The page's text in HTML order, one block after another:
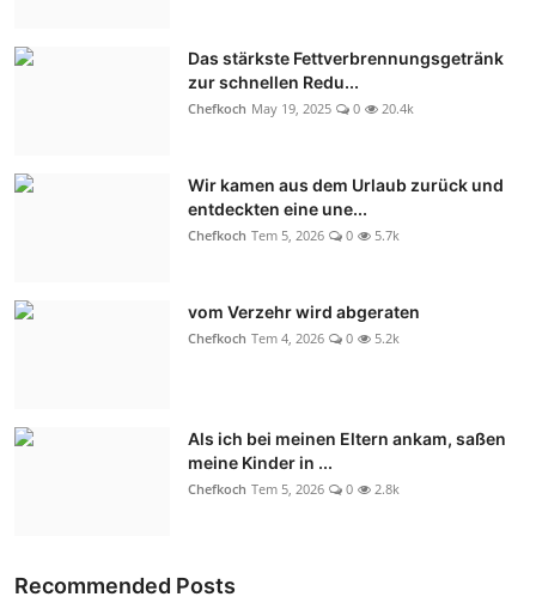
Das stärkste Fettverbrennungsgetränk
zur schnellen Redu...
Chefkoch May 19, 2025 0 20.4k
Wir kamen aus dem Urlaub zurück und
entdeckten eine une...
Chefkoch Tem 5, 2026 0 5.7k
vom Verzehr wird abgeraten
Chefkoch Tem 4, 2026 0 5.2k
Als ich bei meinen Eltern ankam, saßen
meine Kinder in ...
Chefkoch Tem 5, 2026 0 2.8k
Recommended Posts